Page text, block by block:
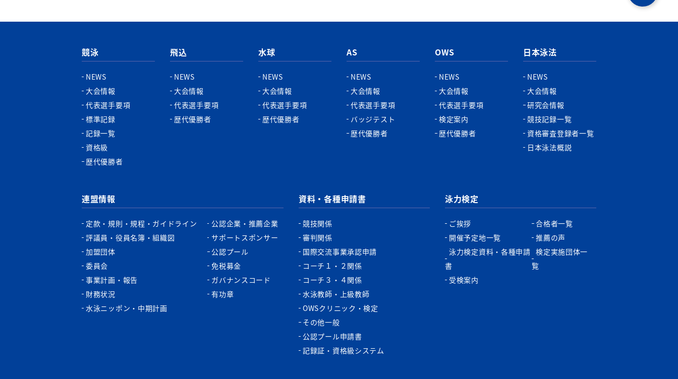
競泳
NEWS
大会情報
代表選手要項
標準記録
記録一覧
資格級
歴代優勝者
飛込
NEWS
大会情報
代表選手要項
歴代優勝者
水球
NEWS
大会情報
代表選手要項
歴代優勝者
AS
NEWS
大会情報
代表選手要項
バッジテスト
歴代優勝者
OWS
NEWS
大会情報
代表選手要項
検定案内
歴代優勝者
日本泳法
NEWS
大会情報
研究会情報
競技記録一覧
資格審査登録者一覧
日本泳法概説
連盟情報
定款・規則・規程・ガイドライン
評議員・役員名簿・組織図
加盟団体
委員会
事業計画・報告
財務状況
水泳ニッポン・中期計画
公認企業・推薦企業
サポートスポンサー
公認プール
免税募金
ガバナンスコード
有功章
資料・各種申請書
競技関係
審判関係
国際交流事業承認申請
コーチ１・２関係
コーチ３・４関係
水泳教師・上級教師
OWSクリニック・検定
その他一般
公認プール申請書
記録証・資格級システム
泳力検定
ご挨拶
開催予定地一覧
泳力検定資料・各種申請
書
受検案内
合格者一覧
推薦の声
検定実施団体一
覧